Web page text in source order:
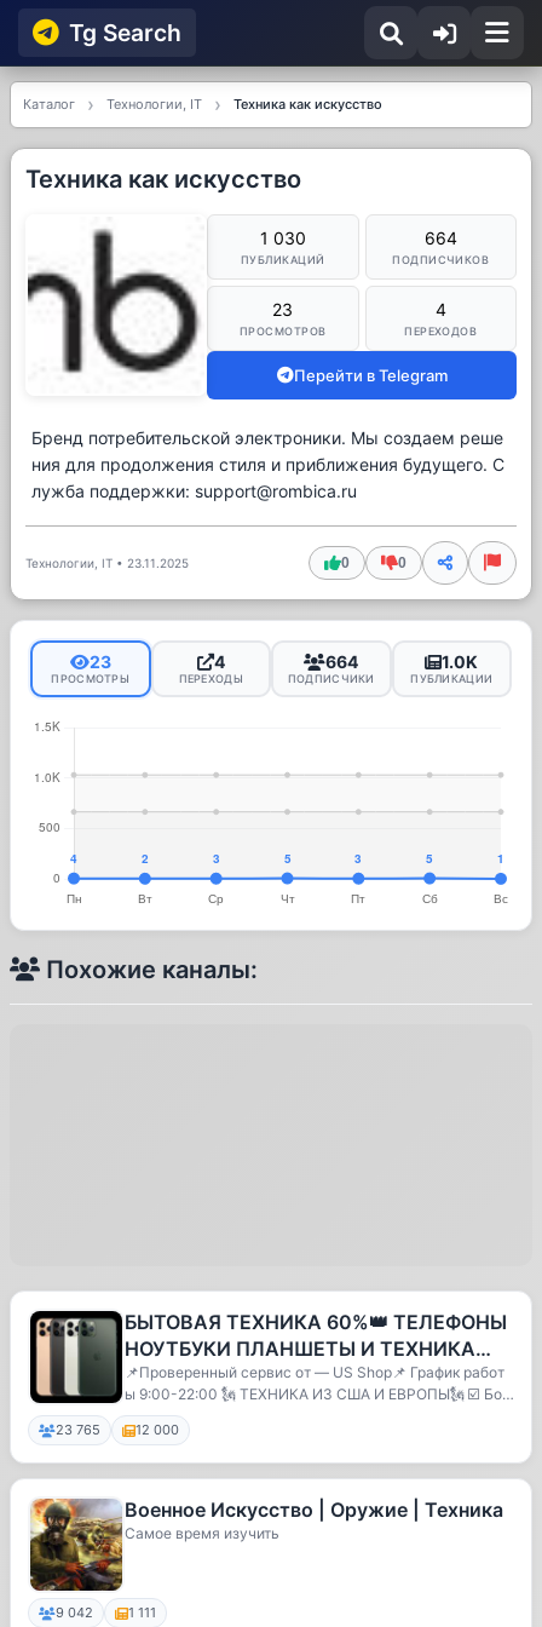
Tg Searсh
Каталог Технологии, IT Техника как искусство
Техника как искусство
1 030
ПУБЛИКАЦИЙ
664
ПОДПИСЧИКОВ
23
ПРОСМОТРОВ
4
ПЕРЕХОДОВ
Перейти в Telegram
Бренд потребительской электроники. Мы создаем реше
ния для продолжения стиля и приближения будущего. С
лужба поддержки: support@rombica.ru
Технологии, IT • 23.11.2025 0 0
23
ПРОСМОТРЫ
4
ПЕРЕХОДЫ
664
ПОДПИСЧИКИ
1.0K
ПУБЛИКАЦИИ
Похожие каналы:
БЫТОВАЯ ТЕХНИКА 60%👑 ТЕЛЕФОНЫ
НОУТБУКИ ПЛАНШЕТЫ И ТЕХНИКА
ДЛЯ МАЙНИНГА
📌Проверенный сервис от — US Shop📌 График работ
ы 9:00-22:00 🗽 ТЕХНИКА ИЗ США И ЕВРОПЫ🗽 ☑️ Бол
ее 80...
23 765 12 000
Военное Искусство | Оружие | Техника
Самое время изучить
9 042 1 111